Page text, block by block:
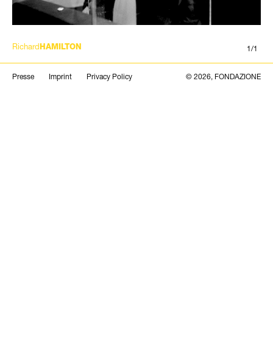
1/1
Richard HAMILTON
Presse Imprint Privacy Policy © 2026, FONDAZIONE